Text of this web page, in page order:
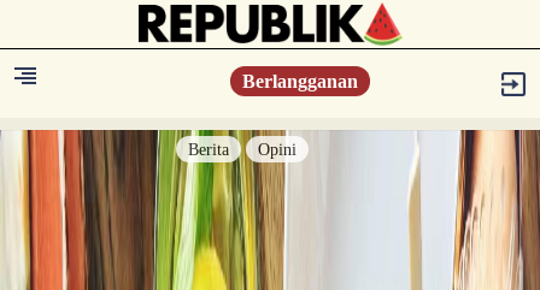
Berlangganan
Berita Opini
Berita